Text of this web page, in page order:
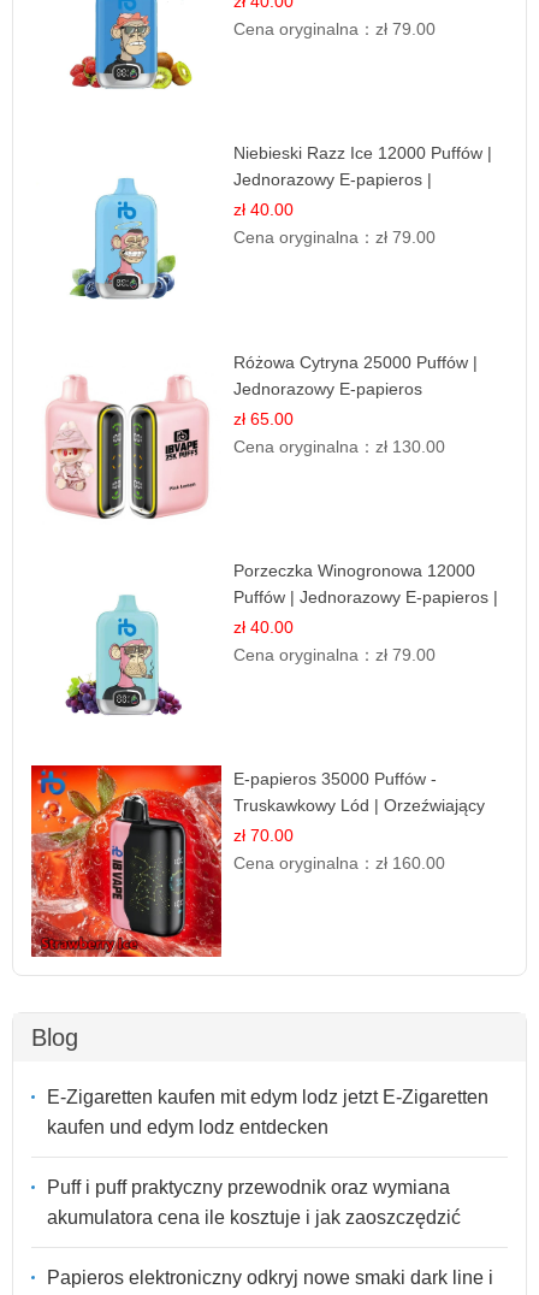
Cena oryginalna：zł 79.00
Niebieski Razz Ice 12000 Puffów |
Jednorazowy E-papieros |
Jagodowy Chłód
zł 40.00
Cena oryginalna：zł 79.00
Różowa Cytryna 25000 Puffów |
Jednorazowy E-papieros
zł 65.00
Cena oryginalna：zł 130.00
Porzeczka Winogronowa 12000
Puffów | Jednorazowy E-papieros |
Owocowy Miks
zł 40.00
Cena oryginalna：zł 79.00
E-papieros 35000 Puffów -
Truskawkowy Lód | Orzeźwiający
Smak
zł 70.00
Cena oryginalna：zł 160.00
Blog
E-Zigaretten kaufen mit edym lodz jetzt E-Zigaretten
kaufen und edym lodz entdecken
Puff i puff praktyczny przewodnik oraz wymiana
akumulatora cena ile kosztuje i jak zaoszczędzić
Papieros elektroniczny odkryj nowe smaki dark line i